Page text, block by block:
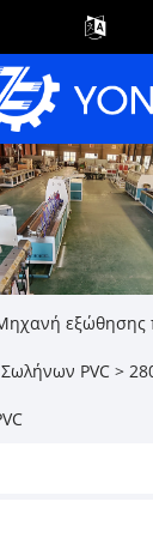
εξώθησης
PVC >